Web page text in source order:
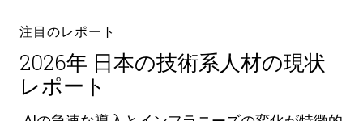
注目のレポート
2026年 日本の技術系人材の現状
レポート